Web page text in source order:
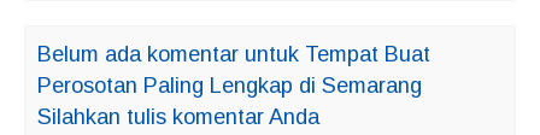
Belum ada komentar untuk Tempat Buat
Perosotan Paling Lengkap di Semarang
Silahkan tulis komentar Anda